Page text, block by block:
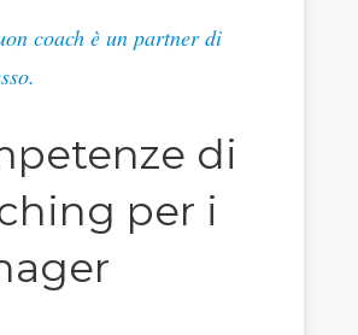
coach è un partner di
di
per i